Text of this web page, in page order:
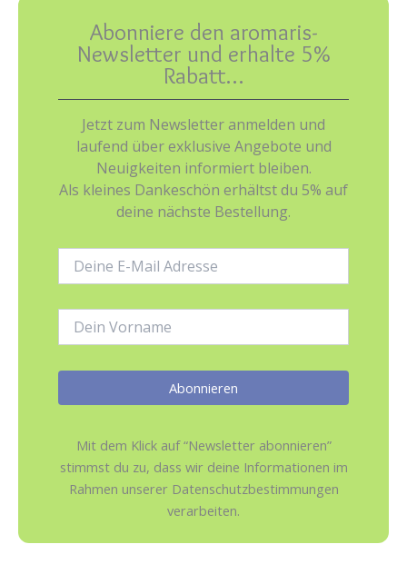
Abonniere den aromaris-
Newsletter und erhalte 5%
Rabatt…
Jetzt zum Newsletter anmelden und
laufend über exklusive Angebote und
Neuigkeiten informiert bleiben.
Als kleines Dankeschön erhältst du 5% auf
deine nächste Bestellung.
Mail-
Mit dem Klick auf “Newsletter abonnieren”
stimmst du zu, dass wir deine Informationen im
Rahmen unserer Datenschutzbestimmungen
verarbeiten.